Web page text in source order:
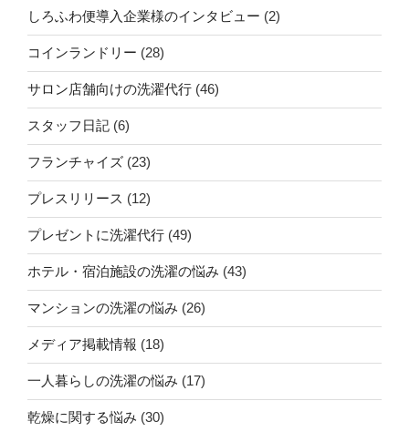
しろふわ便導入企業様のインタビュー (2)
コインランドリー (28)
サロン店舗向けの洗濯代行 (46)
スタッフ日記 (6)
フランチャイズ (23)
プレスリリース (12)
プレゼントに洗濯代行 (49)
ホテル・宿泊施設の洗濯の悩み (43)
マンションの洗濯の悩み (26)
メディア掲載情報 (18)
一人暮らしの洗濯の悩み (17)
乾燥に関する悩み (30)